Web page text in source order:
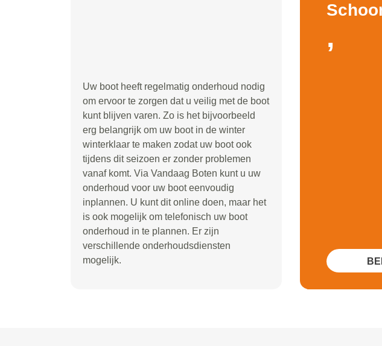
Uw boot heeft regelmatig onderhoud nodig
om ervoor te zorgen dat u veilig met de boot
kunt blijven varen. Zo is het bijvoorbeeld
erg belangrijk om uw boot in de winter
winterklaar te maken zodat uw boot ook
tijdens dit seizoen er zonder problemen
vanaf komt. Via Vandaag Boten kunt u uw
onderhoud voor uw boot eenvoudig
inplannen. U kunt dit online doen, maar het
is ook mogelijk om telefonisch uw boot
onderhoud in te plannen. Er zijn
verschillende onderhoudsdiensten
mogelijk.
,